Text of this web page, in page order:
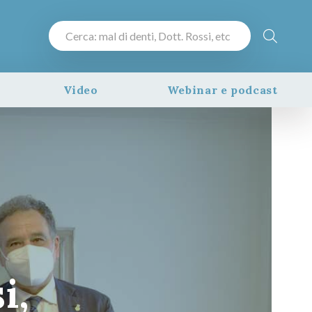
Video Webinar e podcast